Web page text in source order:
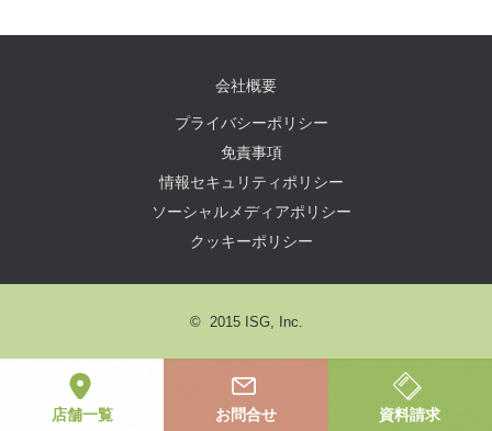
会社概要
プライバシーポリシー
免責事項
情報セキュリティポリシー
ソーシャルメディアポリシー
クッキーポリシー
© 2015 ISG, Inc.
店舗一覧 お問合せ 資料請求